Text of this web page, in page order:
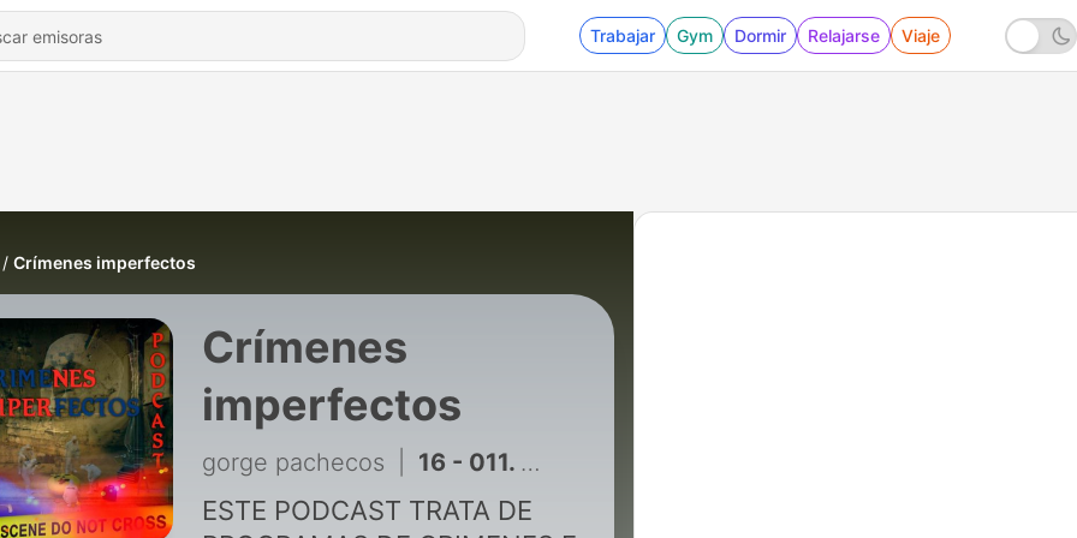
Trabajar Gym Dormir Relajarse Viaje
Crímenes imperfectos
Crímenes
imperfectos
gorge pachecos 16 - 011. Crímenes imperfectos - La casa de los secretos
ESTE PODCAST TRATA DE